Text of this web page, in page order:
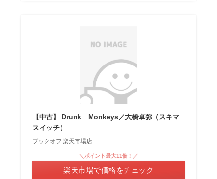
【中古】 Drunk Monkeys／大橋卓弥（スキマ
スイッチ）
ブックオフ 楽天市場店
＼ポイント最大11倍！／
楽天市場で価格をチェック